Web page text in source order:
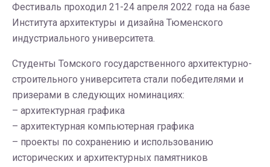
Фестиваль проходил 21-24 апреля 2022 года на базе
Института архитектуры и дизайна Тюменского
индустриального университета.
Студенты Томского государственного архитектурно-
строительного университета стали победителями и
призерами в следующих номинациях:
– архитектурная графика
– архитектурная компьютерная графика
– проекты по сохранению и использованию
исторических и архитектурных памятников